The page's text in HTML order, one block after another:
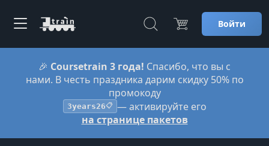
Войти
🎉 Coursetrain 3 года! Спасибо, что вы с
нами. В честь праздника дарим скидку 50% по
промокоду
3years26📋 — активируйте его
на странице пакетов